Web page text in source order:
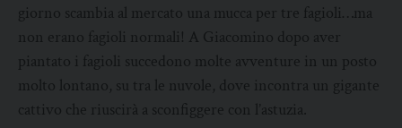
giorno scambia al mercato una mucca per tre fagioli…ma
non erano fagioli normali! A Giacomino dopo aver
piantato i fagioli succedono molte avventure in un posto
molto lontano, su tra le nuvole, dove incontra un gigante
cattivo che riuscirà a sconfiggere con l’astuzia.